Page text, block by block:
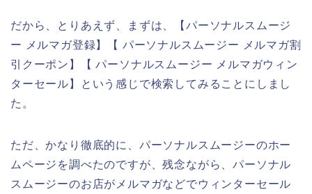
だから、とりあえず、まずは、【パーソナルスムージ
ー メルマガ登録】【 パーソナルスムージー メルマガ割
引クーポン】【 パーソナルスムージー メルマガウィン
ターセール】という感じで検索してみることにしまし
た。
ただ、かなり徹底的に、パーソナルスムージーのホー
ムページを調べたのですが、残念ながら、パーソナル
スムージーのお店がメルマガなどでウィンターセール